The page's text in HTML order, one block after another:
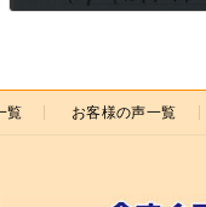
覧 お客様の声一覧